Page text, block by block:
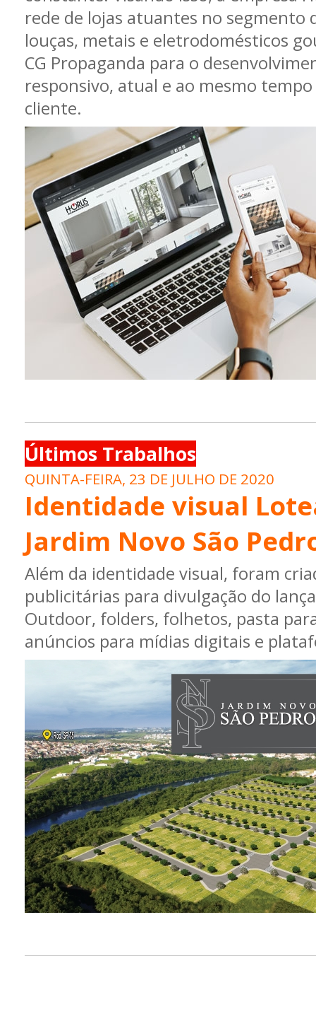
rede de lojas atuantes no segmento
louças, metais e eletrodomésticos
CG Propaganda para o
responsivo, atual e ao mesmo
cliente.
Últimos Trabalhos
QUINTA-FEIRA, 23 DE JULHO DE 2020
Identidade visual
Jardim Novo São
Além da identidade visual, foram
publicitárias para divulgação do
Outdoor, folders, folhetos, pasta
anúncios para mídias digitais e